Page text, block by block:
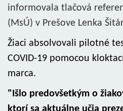
informovala tlačová
(MsÚ) v Prešove Lenka
Žiaci absolvovali pilotné
COVID-19 pomocou
marca.
"Išlo predovšetkým o
ktorí sa aktuálne učia